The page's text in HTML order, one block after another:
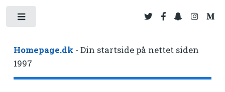
Homepage.dk - Din startside på nettet siden
1997